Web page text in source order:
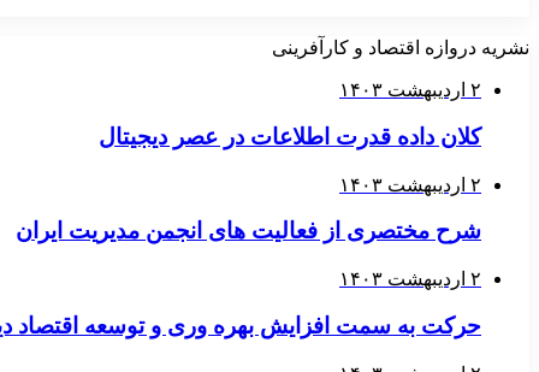
نشریه دروازه اقتصاد و کارآفرینی
۲ اردیبهشت ۱۴۰۳
کلان داده قدرت اطلاعات در عصر دیجیتال
۲ اردیبهشت ۱۴۰۳
شرح مختصری از فعالیت های انجمن مدیریت ایران
۲ اردیبهشت ۱۴۰۳
حرکت به سمت افزایش بهره وری و توسعه اقتصاد